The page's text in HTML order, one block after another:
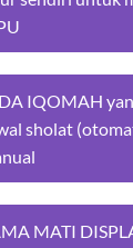
IQOMAH
sholat
MATI